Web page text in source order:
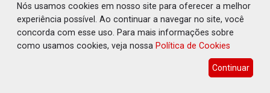
A movimentação cria uma metáfora visual sobre a
condição individual e o desejo humano de
pertencimento
Nós usamos cookies em nosso site para oferecer a melhor
experiência possível. Ao continuar a navegar no site, você
concorda com esse uso. Para mais informações sobre
como usamos cookies, veja nossa Política de Cookies
Continuar